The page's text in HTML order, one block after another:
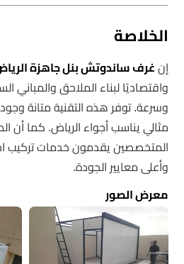
الخلاصة
إنغرف ساندوتش بنل جاهزة
واقتصاديًا لبناء الملاحق والمباني
وسرعة. توفر هذه التقنية متانة
مثالي يناسب أجواء الرياض. كما أن
المتخصصين يقدمون خدمات تركيب
وأعلى معايير الجودة.
معرض الصور